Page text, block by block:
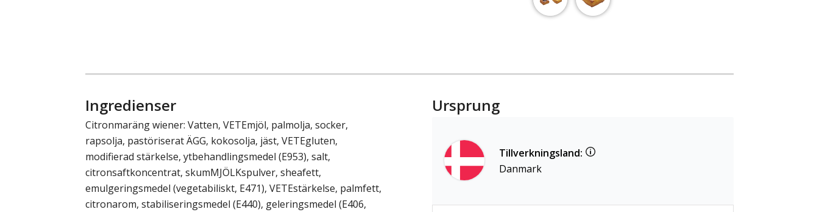
Ingredienser
Citronmaräng wiener: Vatten, VETEmjöl, palmolja, socker,
rapsolja, pastöriserat ÄGG, kokosolja, jäst, VETEgluten,
modifierad stärkelse, ytbehandlingsmedel (E953), salt,
citronsaftkoncentrat, skumMJÖLKspulver, sheafett,
emulgeringsmedel (vegetabiliskt, E471), VETEstärkelse, palmfett,
citronarom, stabiliseringsmedel (E440), geleringsmedel (E406,
Ursprung
Tillverkningsland:
Danmark